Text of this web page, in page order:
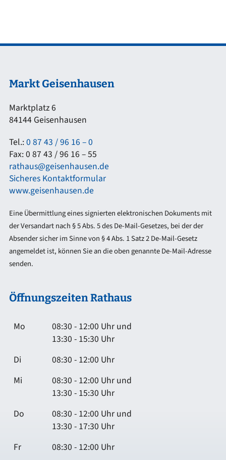
Markt Geisenhausen
Marktplatz 6
84144 Geisenhausen
Tel.:0 87 43 / 96 16 – 0
Fax: 0 87 43 / 96 16 – 55
rathaus@geisenhausen.de
Sicheres Kontaktformular
www.geisenhausen.de
Eine Übermittlung eines signierten elektronischen Dokuments mit
der Versandart nach § 5 Abs. 5 des De-Mail-Gesetzes, bei der der
Absender sicher im Sinne von § 4 Abs. 1 Satz 2 De-Mail-Gesetz
angemeldet ist, können Sie an die oben genannte De-Mail-Adresse
senden.
Öffnungszeiten Rathaus
Mo
08:30 - 12:00 Uhr und
13:30 - 15:30 Uhr
Di
08:30 - 12:00 Uhr
Mi
08:30 - 12:00 Uhr und
13:30 - 15:30 Uhr
Do
08:30 - 12:00 Uhr und
13:30 - 17:30 Uhr
Fr
08:30 - 12:00 Uhr